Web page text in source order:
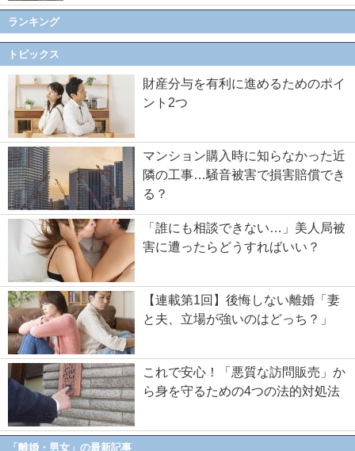
ランキング
トピックス
財産分与を有利に進めるためのポイ
ント2つ
マンション購入時に知らなかった近
隣の工事…騒音被害で損害賠償でき
る？
「誰にも相談できない…」美人局被
害に遭ったらどうすればいい？
【連載第1回】後悔しない離婚「妻
と夫、立場が強いのはどっち？」
これで安心！「悪質な訪問販売」か
ら身を守るための4つの法的対処法
「離婚・男女」の最新記事